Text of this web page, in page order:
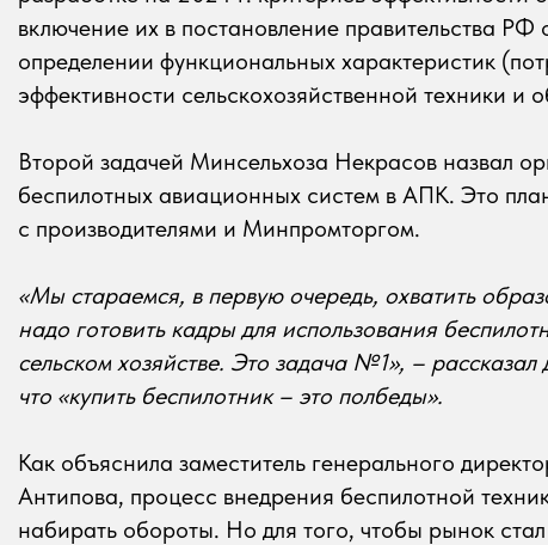
включение их в постановление правительства
определении функциональных характеристик
эффективности сельскохозяйственной техники и
Второй задачей Минсельхоза Некрасов назвал
беспилотных авиационных систем в АПК. Это
с производителями и Минпромторгом.
«Мы стараемся, в первую очередь, охватить
надо готовить кадры для использования
сельском хозяйстве. Это задача №1», –
что «купить беспилотник – это полбеды».
Как объяснила заместитель генерального
Антипова, процесс внедрения беспилотной
набирать обороты. Но для того, чтобы рынок